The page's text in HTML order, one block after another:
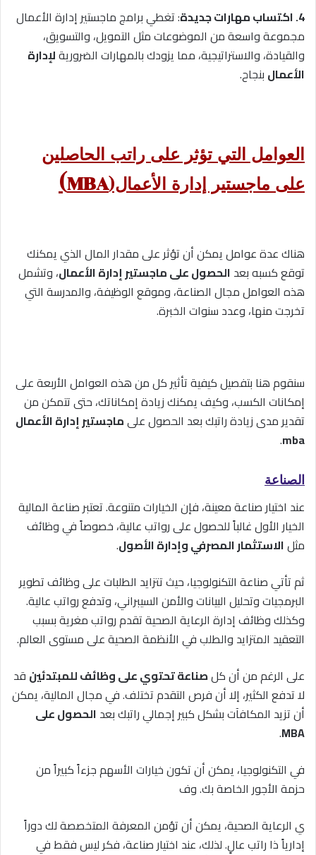
4. اكتساب مهارات جديدة
: تغطي برامج ماجستير إدارة الأعمال
مجموعة واسعة من الموضوعات مثل التمويل، والتسويق،
والقيادة، والاستراتيجية، مما يزودك بالمهارات الضروريةلإدارة
الأعمال بنجاح.
العوامل التي تؤثر على راتب الحاصلين
على ماجستير إدارة الأعمال(MBA
)
هناك عدة عوامل يمكن أن تؤثر على مقدار المال الذي يمكنك
توقع كسبه بعد الحصول على ماجستير إدارة الأعمال، وتشمل
هذه العوامل مجال الصناعة، وموقع الوظيفة، والمدرسة التي
تخرجت منها، وعدد سنوات الخبرة.
سنقوم هنا بتفصيل كيفية تأثير كل من هذه العوامل الأربعة على
إمكانات الكسب، وكيف يمكنك زيادة إمكاناتك، حتى تتمكن من
تقدير مدى زيادة راتبك بعد الحصول علىماجستير إدارة الأعمال
mba
.
الصناعة
عند اختيار صناعة معينة، فإن الخيارات متنوعة. تعتبر صناعة المالية
الخيار الأول غالباً للحصول على رواتب عالية، خصوصاً في وظائف
مثلالاستثمار المصرفي وإدارة الأصول.
ثم تأتي صناعة التكنولوجيا، حيث تتزايد الطلبات على وظائف تطوير
البرمجيات وتحليل البيانات والأمن السيبراني، وتدفع رواتب عالية.
وكذلك وظائف إدارة الرعاية الصحية تقدم رواتب مغرية بسبب
التعقيد المتزايد والطلب في الأنظمة الصحية على مستوى العالم.
على الرغم من أن كلصناعة تحتوي على وظائف للمبتدئين قد
لا تدفع الكثير، إلا أن فرص التقدم تختلف. في مجال المالية، يمكن
أن تزيد المكافآت بشكل كبير إجمالي راتبك بعد الحصول على
MBA
.
في التكنولوجيا، يمكن أن تكون خيارات الأسهم جزءاً كبيراً من
حزمة الأجور الخاصة بك. وف
ي الرعاية الصحية، يمكن أن تؤمن المعرفة المتخصصة لك دوراً
إدارياً ذا راتب عالٍ. لذلك، عند اختيار صناعة، فكر ليس فقط في